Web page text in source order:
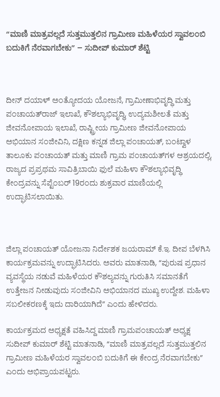
“ಮಾಣಿ ಮಾತ್ರವಲ್ಲದೆ ಸುತ್ತಮುತ್ತಲಿನ ಗ್ರಾಮೀಣ ಮಹಿಳೆಯರ ಸ್ವಾವಲಂಬಿ
ಬದುಕಿಗೆ ನೆರವಾಗಬೇಕು” – ಸುದೀಪ್ ಕುಮಾರ್ ಶೆಟ್ಟಿ
ದೀನ್ ದಯಾಳ್ ಅಂತ್ಯೋದಯ ಯೋಜನೆ, ಗ್ರಾಮೀಣಾಭಿವೃದ್ಧಿ ಮತ್ತು
ಪಂಚಾಯತ್‌ರಾಜ್ ಇಲಾಖೆ, ಕೌಶಲ್ಯಾಭಿವೃದ್ಧಿ, ಉದ್ಯಮಶೀಲತೆ ಮತ್ತು
ಜೀವನೋಪಾಯ ಇಲಾಖೆ, ರಾಷ್ಟ್ರೀಯ ಗ್ರಾಮೀಣ ಜೀವನೋಪಾಯ
ಅಭಿಯಾನ ಸಂಜೀವಿನಿ, ದಕ್ಷಿಣ ಕನ್ನಡ ಜಿಲ್ಲಾ ಪಂಚಾಯತ್‌, ಬಂಟ್ವಾಳ
ತಾಲೂಕು ಪಂಚಾಯತ್ ಮತ್ತು ಮಾಣಿ ಗ್ರಾಮ ಪಂಚಾಯತ್‌ಗಳ ಆಶ್ರಯದಲ್ಲಿ,
ರಾಜ್ಯದ ಪ್ರಪ್ರಥಮ ಸಾವಿತ್ರಿಬಾಯಿ ಫುಲೆ ಮಹಿಳಾ ಕೌಶಲ್ಯಾಭಿವೃದ್ಧಿ
ಕೇಂದ್ರವನ್ನು ಸೆಪ್ಟೆಂಬರ್ 19ರಂದು ಶುಕ್ರವಾರ ಮಾಣಿಯಲ್ಲಿ
ಉದ್ಘಾಟಿಸಲಾಯಿತು.
ಜಿಲ್ಲಾ ಪಂಚಾಯತ್ ಯೋಜನಾ ನಿರ್ದೇಶಕ ಜಯರಾಮ್ ಕೆ.ಇ. ದೀಪ ಬೆಳಗಿಸಿ
ಕಾರ್ಯಕ್ರಮವನ್ನು ಉದ್ಘಾಟಿಸಿದರು. ಅವರು ಮಾತನಾಡಿ, “ಪುರುಷ ಪ್ರಧಾನ
ವ್ಯವಸ್ಥೆಯ ನಡುವೆ ಮಹಿಳೆಯರ ಕೌಶಲ್ಯವನ್ನು ಗುರುತಿಸಿ ಸಮಾನತೆಗೆ
ಉತ್ತೇಜನ ನೀಡುವುದು ಸಂಜೀವಿನಿ ಅಭಿಯಾನದ ಮುಖ್ಯ ಉದ್ದೇಶ. ಮಹಿಳಾ
ಸಬಲೀಕರಣಕ್ಕೆ ಇದು ದಾರಿಯಾಗಿದೆ” ಎಂದು ಹೇಳಿದರು.
ಕಾರ್ಯಕ್ರಮದ ಅಧ್ಯಕ್ಷತೆ ವಹಿಸಿದ್ದ ಮಾಣಿ ಗ್ರಾಮಪಂಚಾಯತ್ ಅಧ್ಯಕ್ಷ
ಸುದೀಪ್ ಕುಮಾರ್ ಶೆಟ್ಟಿ ಮಾತನಾಡಿ, “ಮಾಣಿ ಮಾತ್ರವಲ್ಲದೆ ಸುತ್ತಮುತ್ತಲಿನ
ಗ್ರಾಮೀಣ ಮಹಿಳೆಯರ ಸ್ವಾವಲಂಬಿ ಬದುಕಿಗೆ ಈ ಕೇಂದ್ರ ನೆರವಾಗಬೇಕು”
ಎಂದು ಅಭಿಪ್ರಾಯಪಟ್ಟರು.